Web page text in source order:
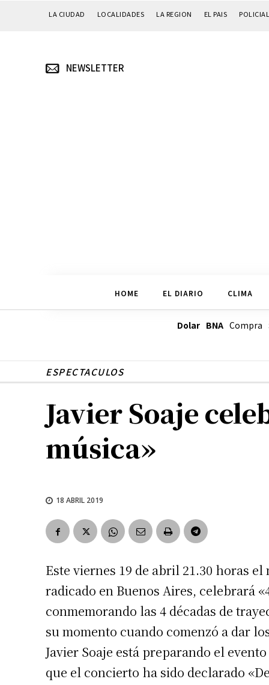
LA CIUDAD LOCALIDADES LA REGION EL PAIS
NEWSLETTER
HOME EL DIARIO CLIMA
Dolar BNACompra
ESPECTACULOS
Javier Soaje
música»
18 ABRIL 2019
Este viernes 19 de abril 21.30 horas
radicado en Buenos Aires, celebrará
conmemorando las 4 décadas de
su momento cuando comenzó a dar
Javier Soaje está preparando el
que el concierto ha sido declarado